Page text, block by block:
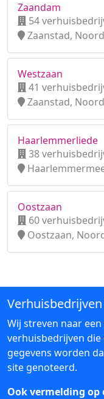
Zaandam
54
Zaanstad,
Westzaan
41
Zaanstad,
Haarlemmerliede
38
Oostzaan
60
Oostzaan,
Wij streven naar
verhuisbedrijven die
gegevens worden
site genoteerd.
Ook vermelding op